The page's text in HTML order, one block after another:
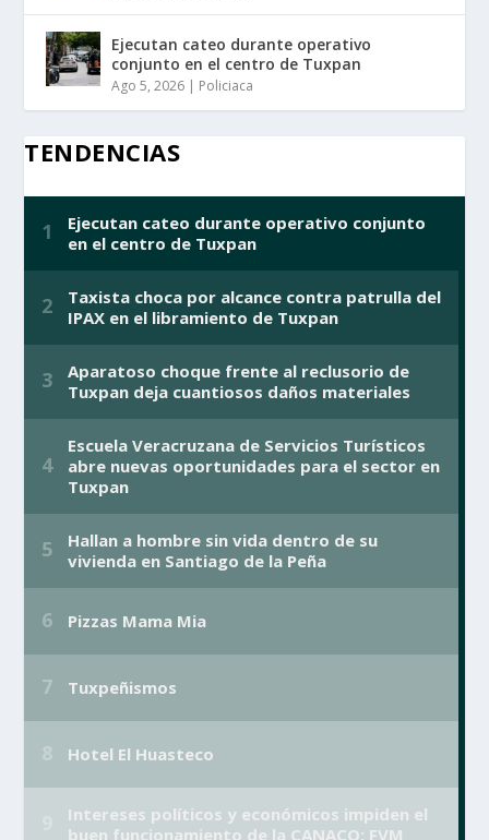
Ejecutan cateo durante operativo
conjunto en el centro de Tuxpan
Ago 5, 2026 | Policiaca
TENDENCIAS